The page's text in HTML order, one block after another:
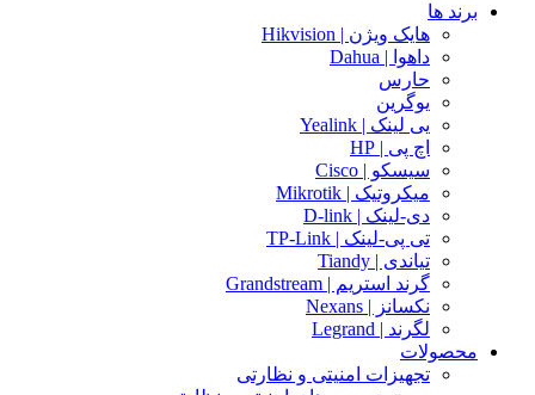
برند ها
هایک ویژن | Hikvision
داهوا | Dahua
حارس
یوگرین
یی لینک | Yealink
اچ پی | HP
سیسکو | Cisco
میکروتیک | Mikrotik
دی-لینک | D-link
تی پی-لینک | TP-Link
تیاندی | Tiandy
گرند استریم | Grandstream
نکسانز | Nexans
لگرند | Legrand
محصولات
تجهیزات امنیتی و نظارتی